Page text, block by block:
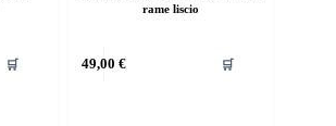
🛒
rame liscio
49,00 € 🛒